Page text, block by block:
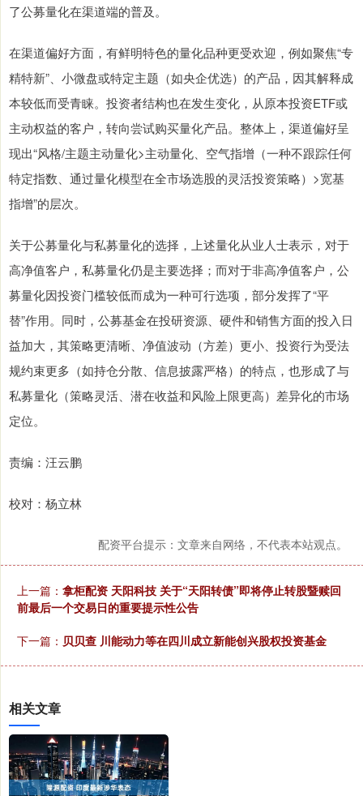
了公募量化在渠道端的普及。
在渠道偏好方面，有鲜明特色的量化品种更受欢迎，例如聚焦“专
精特新”、小微盘或特定主题（如央企优选）的产品，因其解释成
本较低而受青睐。投资者结构也在发生变化，从原本投资ETF或
主动权益的客户，转向尝试购买量化产品。整体上，渠道偏好呈
现出“风格/主题主动量化>主动量化、空气指增（一种不跟踪任何
特定指数、通过量化模型在全市场选股的灵活投资策略‌）>宽基
指增”的层次。
关于公募量化与私募量化的选择，上述量化从业人士表示，对于
高净值客户，私募量化仍是主要选择；而对于非高净值客户，公
募量化因投资门槛较低而成为一种可行选项，部分发挥了“平
替”作用。同时，公募基金在投研资源、硬件和销售方面的投入日
益加大，其策略更清晰、净值波动（方差）更小、投资行为受法
规约束更多（如持仓分散、信息披露严格）的特点，也形成了与
私募量化（策略灵活、潜在收益和风险上限更高）差异化的市场
定位。
责编：汪云鹏
校对：杨立林
配资平台提示：文章来自网络，不代表本站观点。
上一篇： 拿柜配资 天阳科技 关于“天阳转债”即将停止转股暨赎回
前最后一个交易日的重要提示性公告
下一篇： 贝贝查 川能动力等在四川成立新能创兴股权投资基金
相关文章